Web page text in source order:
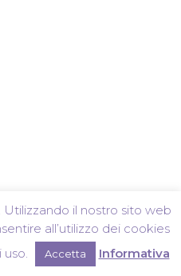
il nostro sito web
all’utilizzo dei cookies
Accetta Informativa